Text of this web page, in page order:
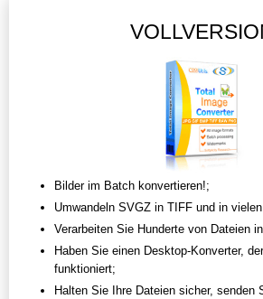
Bilder im Batch konvertieren!;
Umwandeln SVGZ in TIFF und in
Verarbeiten Sie Hunderte von Dateien
Haben Sie einen Desktop-Konverter,
funktioniert;
Halten Sie Ihre Dateien sicher, senden